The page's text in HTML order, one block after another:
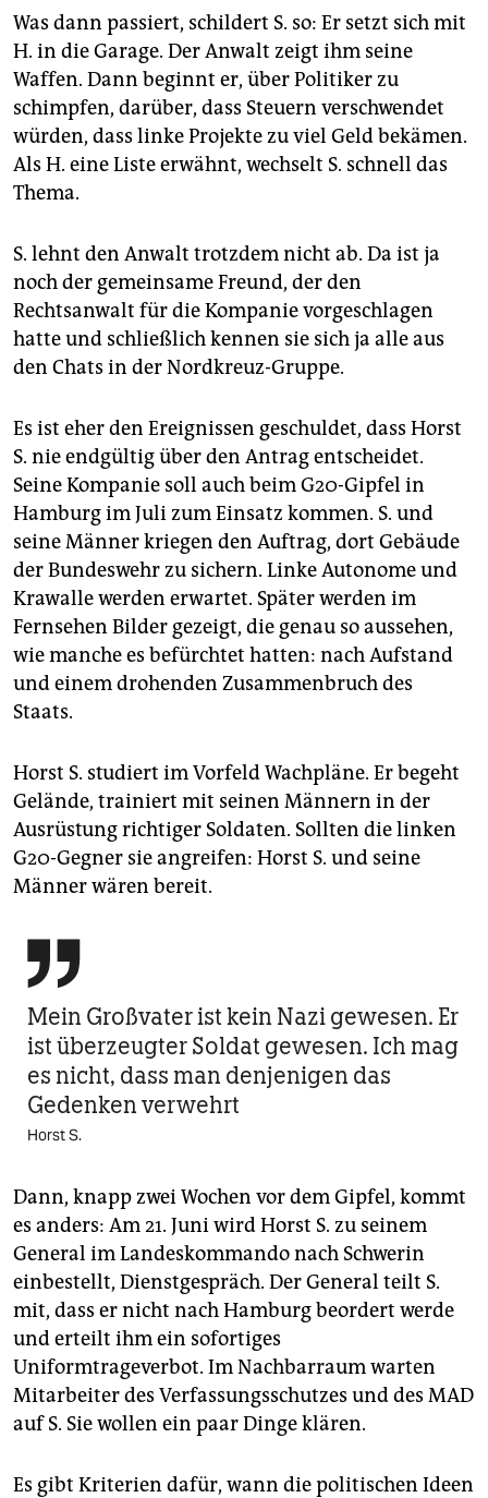
Was dann passiert, schildert S. so: Er setzt sich mit
H. in die Garage. Der Anwalt zeigt ihm seine
Waffen. Dann beginnt er, über Politiker zu
schimpfen, darüber, dass Steuern verschwendet
würden, dass linke Projekte zu viel Geld bekämen.
Als H. eine Liste erwähnt, wechselt S. schnell das
Thema.
S. lehnt den Anwalt trotzdem nicht ab. Da ist ja
noch der gemeinsame Freund, der den
Rechtsanwalt für die Kompanie vorgeschlagen
hatte und schließlich kennen sie sich ja alle aus
den Chats in der Nordkreuz-Gruppe.
Es ist eher den Ereignissen geschuldet, dass Horst
S. nie endgültig über den Antrag entscheidet.
Seine Kompanie soll auch beim G20-Gipfel in
Hamburg im Juli zum Einsatz kommen. S. und
seine Männer kriegen den Auftrag, dort Gebäude
der Bundeswehr zu sichern. Linke Autonome und
Krawalle werden erwartet. Später werden im
Fernsehen Bilder gezeigt, die genau so aussehen,
wie manche es befürchtet hatten: nach Aufstand
und einem drohenden Zusammenbruch des
Staats.
Horst S. studiert im Vorfeld Wachpläne. Er begeht
Gelände, trainiert mit seinen Männern in der
Ausrüstung richtiger Soldaten. Sollten die linken
G20-Gegner sie angreifen: Horst S. und seine
Männer wären bereit.

Mein Großvater ist kein Nazi gewesen. Er
ist überzeugter Soldat gewesen. Ich mag
es nicht, dass man denjenigen das
Gedenken verwehrt
Horst S.
Dann, knapp zwei Wochen vor dem Gipfel, kommt
es anders: Am 21. Juni wird Horst S. zu seinem
General im Landeskommando nach Schwerin
einbestellt, Dienstgespräch. Der General teilt S.
mit, dass er nicht nach Hamburg beordert werde
und erteilt ihm ein sofortiges
Uniformtrageverbot. Im Nachbarraum warten
Mitarbeiter des Verfassungsschutzes und des MAD
auf S. Sie wollen ein paar Dinge klären.
Es gibt Kriterien dafür, wann die politischen Ideen